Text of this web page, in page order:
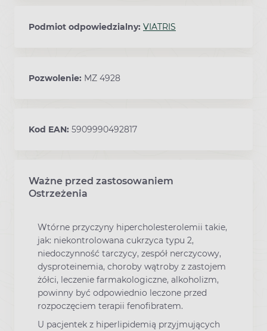
Podmiot odpowiedzialny: VIATRIS
Pozwolenie: MZ 4928
Kod EAN: 5909990492817
Ważne przed zastosowaniem
Ostrzeżenia
Wtórne przyczyny hipercholesterolemii takie,
jak: niekontrolowana cukrzyca typu 2,
niedoczynność tarczycy, zespół nerczycowy,
dysproteinemia, choroby wątroby z zastojem
żółci, leczenie farmakologiczne, alkoholizm,
powinny być odpowiednio leczone przed
rozpoczęciem terapii fenofibratem.
U pacjentek z hiperlipidemią przyjmujących